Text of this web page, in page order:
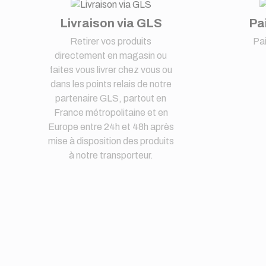
Livraison via GLS
Retirer vos produits
directement en magasin ou
faites vous livrer chez vous ou
dans les points relais de notre
partenaire GLS, partout en
France métropolitaine et en
Europe entre 24h et 48h après
mise à disposition des produits
à notre transporteur.